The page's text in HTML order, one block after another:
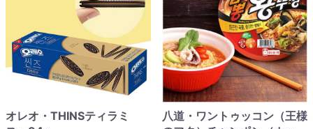
オレオ・THINSティラミ
八道・ワントゥッコン（王様